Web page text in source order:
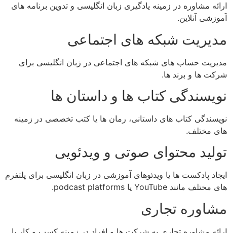
ارائه مشاوره در زمینه یادگیری زبان انگلیسی و تدوین برنامه‌ های
آموزشی آنلاین.
مدیریت شبکه‌ های اجتماعی
مدیریت حساب ‌های شبکه ‌های اجتماعی در زبان انگلیسی برای
شرکت‌ ها و برند ها.
نویسندگی کتاب‌ ها و داستان ‌ها
نویسندگی کتاب‌ های داستانی، رمان‌ ها یا کتب تخصصی در زمینه‌
های مختلف.
تولید محتوای صوتی و ویدئویی
ایجاد پادکست ‌ها یا ویدئوهای آموزشی در زبان انگلیسی برای پلتفرم‌
های مختلف مانند YouTube یا podcast platforms.
مشاوره تجاری